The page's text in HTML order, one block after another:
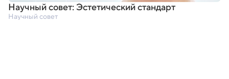
Научный совет: Эстетический стандарт
Научный совет